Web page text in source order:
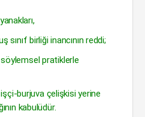
birliği inancının reddi;
pratiklerle
burjuva çelişkisi yerine
kabulüdür.